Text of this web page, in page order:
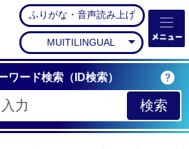
石岡市公式ホームペー
ふりがな・音声読み上げ
MUITILINGUAL
ワード検索（ID検索）